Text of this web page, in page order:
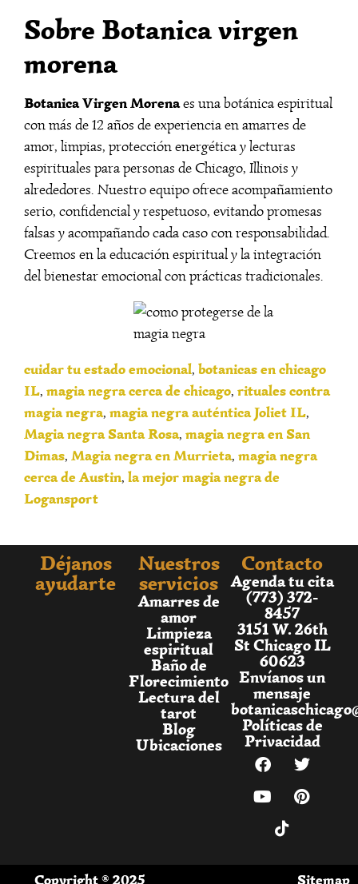
Sobre Botanica virgen
morena
Botanica Virgen Morenaes una botánica espiritual
con más de 12 años de experiencia en amarres de
amor, limpias, protección energética y lecturas
espirituales para personas de Chicago, Illinois y
alrededores. Nuestro equipo ofrece acompañamiento
serio, confidencial y respetuoso, evitando promesas
falsas y acompañando cada caso con responsabilidad.
Creemos en la educación espiritual y la integración
del bienestar emocional con prácticas tradicionales.
cuidar tu estado emocional, botanicas en chicago
IL, magia negra cerca de chicago, rituales contra
magia negra, magia negra auténtica Joliet IL,
Magia negra Santa Rosa, magia negra en San
Dimas, Magia negra en Murrieta, magia negra
cerca de Austin, la mejor magia negra de
Logansport
Déjanos
ayudarte
Nuestros
servicios
Amarres de
amor
Limpieza
espiritual
Baño de
Florecimiento
Lectura del
tarot
Blog
Ubicaciones
Contacto
Agenda tu cita
(773) 372-
8457
3151 W. 26th
St Chicago IL
60623
Envíanos un
mensaje
Políticas de
Privacidad
Copyright ® 2025 Sitemap